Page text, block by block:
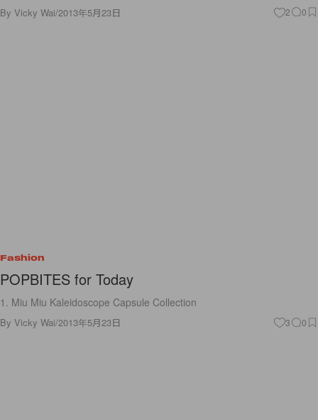
By Vicky Wai/2013年5月23日 2 0
Fashion
POPBITES for Today
1. Miu Miu Kaleidoscope Capsule Collection
By Vicky Wai/2013年5月23日 3 0